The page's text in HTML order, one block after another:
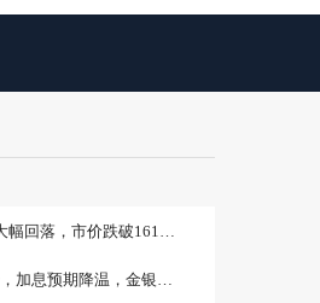
ATFX：USDJPY大幅回落，市价跌破161关口
ATFX：非农爆冷，加息预期降温，金银非美货币反弹